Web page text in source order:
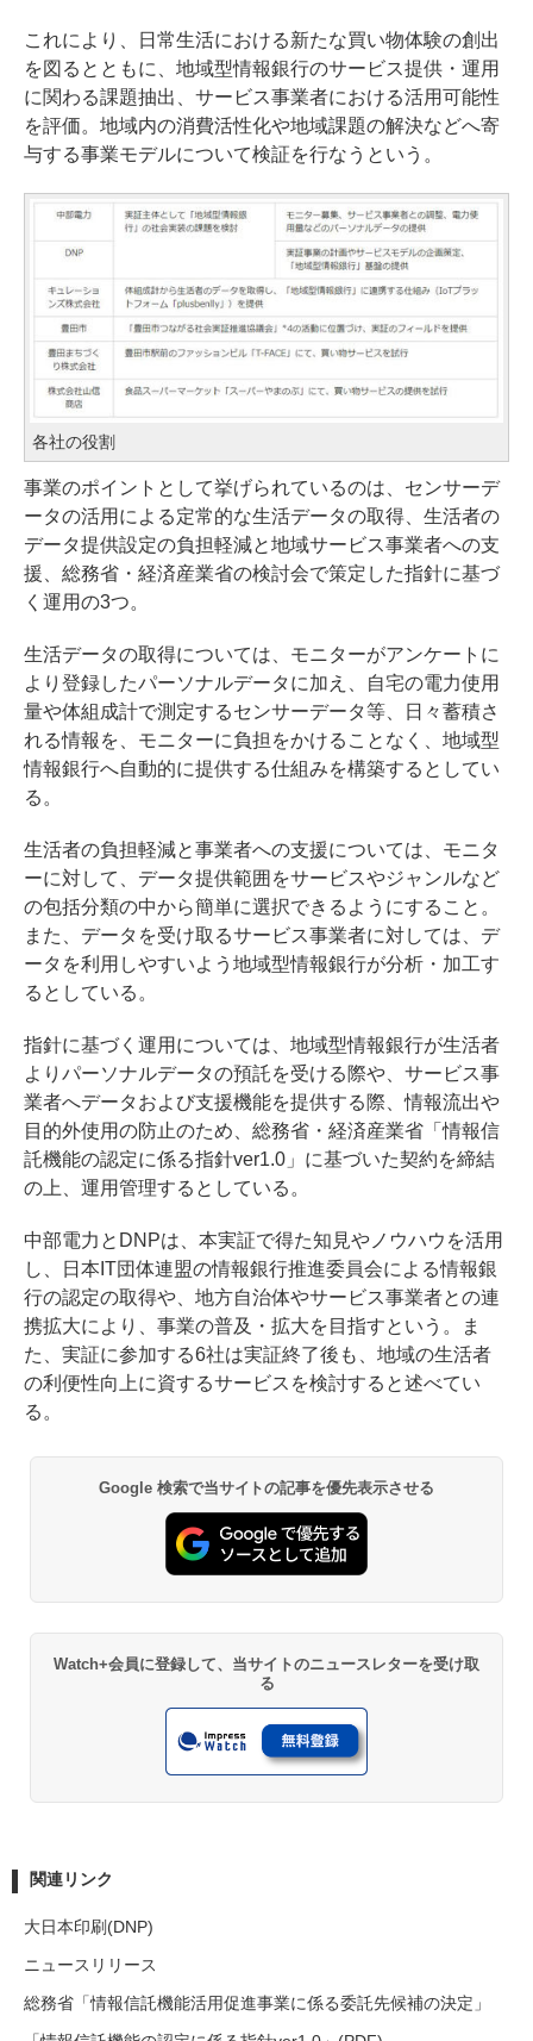
これにより、日常生活における新たな買い物体験の創出
を図るとともに、地域型情報銀行のサービス提供・運用
に関わる課題抽出、サービス事業者における活用可能性
を評価。地域内の消費活性化や地域課題の解決などへ寄
与する事業モデルについて検証を行なうという。
各社の役割
事業のポイントとして挙げられているのは、センサーデ
ータの活用による定常的な生活データの取得、生活者の
データ提供設定の負担軽減と地域サービス事業者への支
援、総務省・経済産業省の検討会で策定した指針に基づ
く運用の3つ。
生活データの取得については、モニターがアンケートに
より登録したパーソナルデータに加え、自宅の電力使用
量や体組成計で測定するセンサーデータ等、日々蓄積さ
れる情報を、モニターに負担をかけることなく、地域型
情報銀行へ自動的に提供する仕組みを構築するとしてい
る。
生活者の負担軽減と事業者への支援については、モニタ
ーに対して、データ提供範囲をサービスやジャンルなど
の包括分類の中から簡単に選択できるようにすること。
また、データを受け取るサービス事業者に対しては、デ
ータを利用しやすいよう地域型情報銀行が分析・加工す
るとしている。
指針に基づく運用については、地域型情報銀行が生活者
よりパーソナルデータの預託を受ける際や、サービス事
業者へデータおよび支援機能を提供する際、情報流出や
目的外使用の防止のため、総務省・経済産業省「情報信
託機能の認定に係る指針ver1.0」に基づいた契約を締結
の上、運用管理するとしている。
中部電力とDNPは、本実証で得た知見やノウハウを活用
し、日本IT団体連盟の情報銀行推進委員会による情報銀
行の認定の取得や、地方自治体やサービス事業者との連
携拡大により、事業の普及・拡大を目指すという。ま
た、実証に参加する6社は実証終了後も、地域の生活者
の利便性向上に資するサービスを検討すると述べてい
る。
Google 検索で当サイトの記事を優先表示させる
Watch+会員に登録して、当サイトのニュースレターを受け取
る
関連リンク
大日本印刷(DNP)
ニュースリリース
総務省「情報信託機能活用促進事業に係る委託先候補の決定」